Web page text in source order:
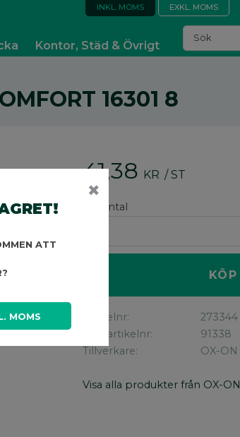
INKL. MOMS EXKL. MOMS
Kontor, Städ & Övrigt
16301 8
41,38 KR /ST
Välj antal
KÖP
Artikelnr
273344
Tillv. artikelnr
91338
Tillverkare
OX-ON
Visa alla produkter från OX-ON
ATT
MOMS
✖